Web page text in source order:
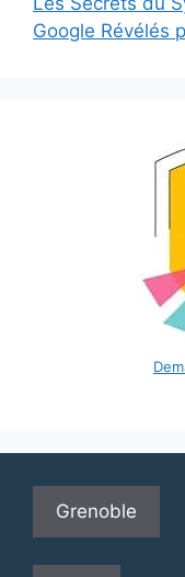
Google Révélés
Grenoble